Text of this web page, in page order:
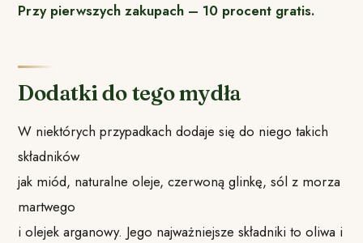
Przy pierwszych zakupach – 10 procent gratis.
Dodatki do tego mydła
W niektórych przypadkach dodaje się do niego takich
składników
jak miód, naturalne oleje, czerwoną glinkę, sól z morza
martwego
i olejek arganowy. Jego najważniejsze składniki to oliwa i